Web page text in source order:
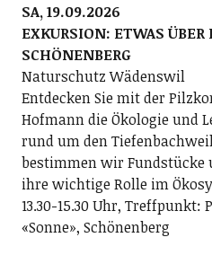
SA, 19.09.2026
EXKURSION: ETWAS
SCHÖNENBERG
Naturschutz Wädenswil
Entdecken Sie mit der
Hofmann die Ökologie und
rund um den
bestimmen wir Fundstücke
ihre wichtige Rolle im
13.30-15.30 Uhr,
«Sonne», Schönenberg